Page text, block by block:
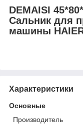
DEMAISI
Сальник для
машины
Характеристики
Основные
Производитель